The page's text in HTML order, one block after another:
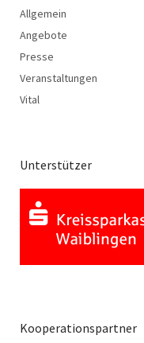
Allgemein
Angebote
Presse
Veranstaltungen
Vital
Unterstützer
Kooperationspartner